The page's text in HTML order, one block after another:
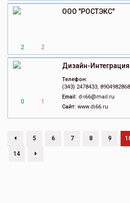
2 2
ООО "РОСТЭКС"
0 1
Дизайн-Интеграция
Телефон:
(343) 2478433,
Email: d-i66@mail.ru
Сайт: www.di66.ru
5 6 7 8 9
14